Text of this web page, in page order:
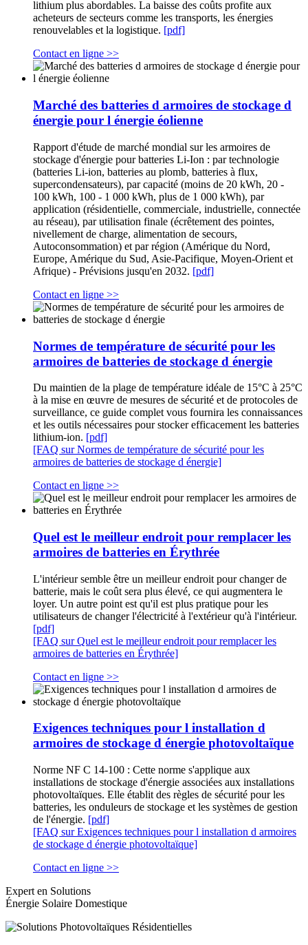
lithium plus abordables. La baisse des coûts profite aux
acheteurs de secteurs comme les transports, les énergies
renouvelables et la logistique. [pdf]
Contact en ligne >>
Marché des batteries d armoires de stockage d
énergie pour l énergie éolienne
Rapport d'étude de marché mondial sur les armoires de
stockage d'énergie pour batteries Li-Ion : par technologie
(batteries Li-ion, batteries au plomb, batteries à flux,
supercondensateurs), par capacité (moins de 20 kWh, 20 -
100 kWh, 100 - 1 000 kWh, plus de 1 000 kWh), par
application (résidentielle, commerciale, industrielle, connectée
au réseau), par utilisation finale (écrêtement des pointes,
nivellement de charge, alimentation de secours,
Autoconsommation) et par région (Amérique du Nord,
Europe, Amérique du Sud, Asie-Pacifique, Moyen-Orient et
Afrique) - Prévisions jusqu'en 2032. [pdf]
Contact en ligne >>
Normes de température de sécurité pour les
armoires de batteries de stockage d énergie
Du maintien de la plage de température idéale de 15°C à 25°C
à la mise en œuvre de mesures de sécurité et de protocoles de
surveillance, ce guide complet vous fournira les connaissances
et les outils nécessaires pour stocker efficacement les batteries
lithium-ion. [pdf]
[FAQ sur Normes de température de sécurité pour les
armoires de batteries de stockage d énergie]
Contact en ligne >>
Quel est le meilleur endroit pour remplacer les
armoires de batteries en Érythrée
L'intérieur semble être un meilleur endroit pour changer de
batterie, mais le coût sera plus élevé, ce qui augmentera le
loyer. Un autre point est qu'il est plus pratique pour les
utilisateurs de changer l'électricité à l'extérieur qu'à l'intérieur.
[pdf]
[FAQ sur Quel est le meilleur endroit pour remplacer les
armoires de batteries en Érythrée]
Contact en ligne >>
Exigences techniques pour l installation d
armoires de stockage d énergie photovoltaïque
Norme NF C 14-100 : Cette norme s'applique aux
installations de stockage d'énergie associées aux installations
photovoltaïques. Elle établit des règles de sécurité pour les
batteries, les onduleurs de stockage et les systèmes de gestion
de l'énergie. [pdf]
[FAQ sur Exigences techniques pour l installation d armoires
de stockage d énergie photovoltaïque]
Contact en ligne >>
Expert en Solutions
Énergie Solaire Domestique